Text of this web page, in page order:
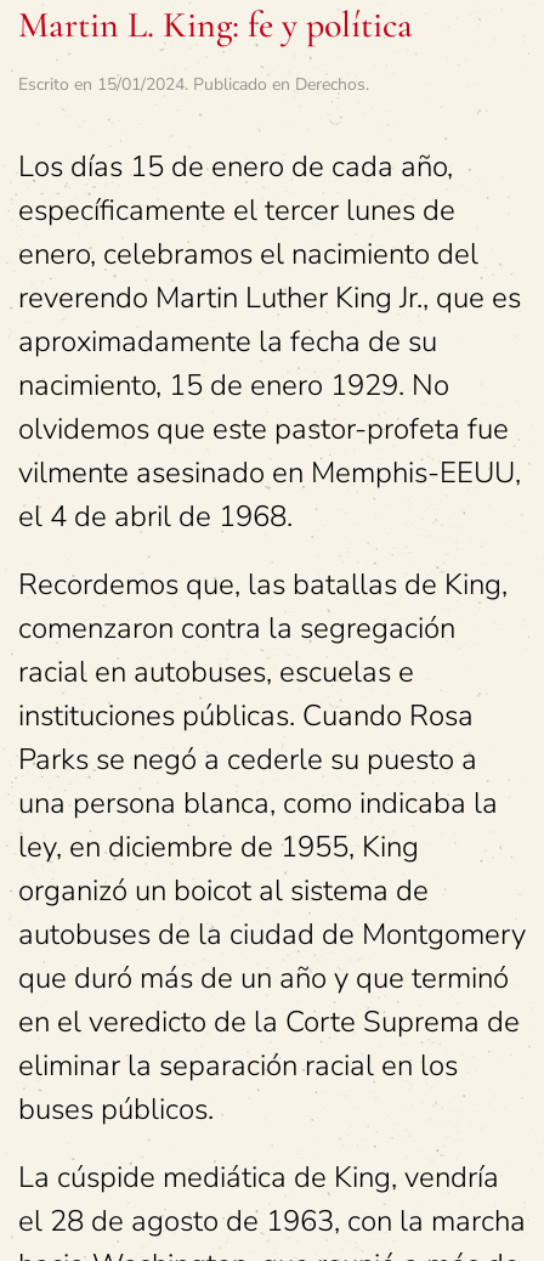
Martin L. King: fe y política
Escrito en 15/01/2024. Publicado en Derechos.
Los días 15 de enero de cada año,
específicamente el tercer lunes de
enero, celebramos el nacimiento del
reverendo Martin Luther King Jr., que es
aproximadamente la fecha de su
nacimiento, 15 de enero 1929. No
olvidemos que este pastor-profeta fue
vilmente asesinado en Memphis-EEUU,
el 4 de abril de 1968.
Recordemos que, las batallas de King,
comenzaron contra la segregación
racial en autobuses, escuelas e
instituciones públicas. Cuando Rosa
Parks se negó a cederle su puesto a
una persona blanca, como indicaba la
ley, en diciembre de 1955, King
organizó un boicot al sistema de
autobuses de la ciudad de Montgomery
que duró más de un año y que terminó
en el veredicto de la Corte Suprema de
eliminar la separación racial en los
buses públicos.
La cúspide mediática de King, vendría
el 28 de agosto de 1963, con la marcha